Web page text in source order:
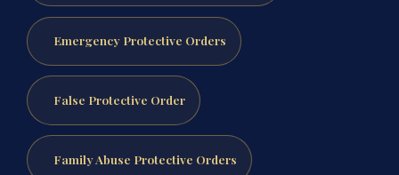
Emergency Protective Orders
False Protective Order
Family Abuse Protective Orders